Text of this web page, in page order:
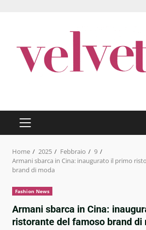
PRIMARY
MENU
Home 2025 Febbraio
9
Armani sbarca in Cina: inaugurato il primo
brand di moda
Fashion News
Armani sbarca in Cina:
ristorante del famoso brand di